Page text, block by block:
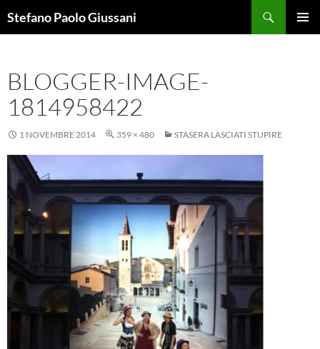
alStefano Paolo Giussani
BLOGGER-IMAGE-
1814958422
1 NOVEMBRE 2014 359 × 480 STASERA LASCIATI STUPIRE